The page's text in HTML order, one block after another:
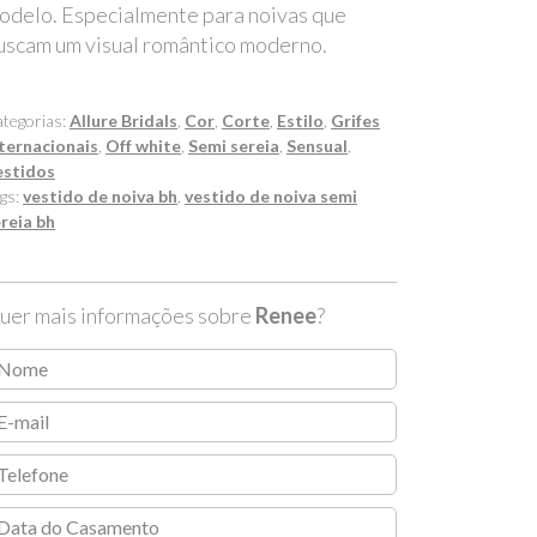
Especialmente para noivas que
um visual romântico moderno.
Allure Bridals Cor Corte Estilo Grifes
Off white Semi sereia Sensual
vestido de noiva bh vestido de noiva semi
bh
mais informações sobre Renee?